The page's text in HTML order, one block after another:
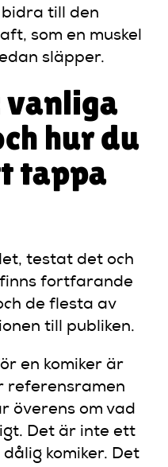
till den
som en muskel
släpper.
hur du
tappa
testat det och
fortfarande
de flesta av
till publiken.
en komiker är
referensramen
överens om vad
Det är inte ett
komiker. Det